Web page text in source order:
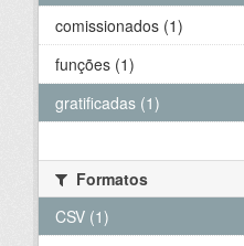
comissionados (1)
funções (1)
gratificadas (1)
Formatos
CSV (1)